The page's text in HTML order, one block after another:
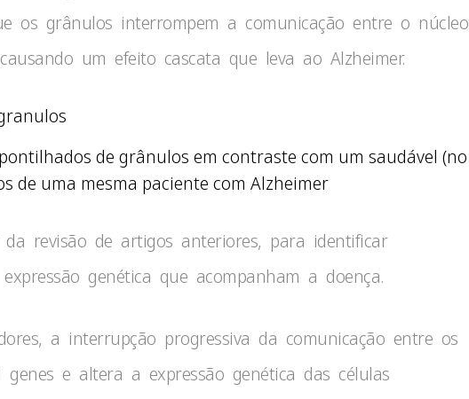
os grânulos interrompem a comunicação entre o núcleo
um efeito cascata que leva ao Alzheimer.
de grânulos em contraste com um saudável (no
de uma mesma paciente com Alzheimer
revisão de artigos anteriores, para identificar
genética que acompanham a doença.
a interrupção progressiva da comunicação entre os
e altera a expressão genética das células